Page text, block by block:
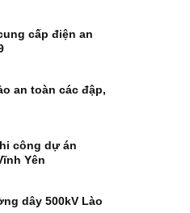
cấp điện an
an toàn các đập,
công dự án
Yên
dây 500kV Lào